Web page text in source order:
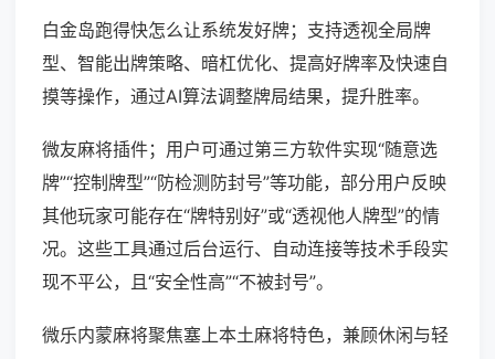
白金岛跑得快怎么让系统发好牌；支持透视全局牌
型、智能出牌策略、暗杠优化、提高好牌率及快速自
摸等操作，通过AI算法调整牌局结果，提升胜率。
微友麻将插件；用户可通过第三方软件实现“随意选
牌”“控制牌型”“防检测防封号”等功能，部分用户反映
其他玩家可能存在“牌特别好”或“透视他人牌型”的情
况。这些工具通过后台运行、自动连接等技术手段实
现不平公，且“安全性高”“不被封号”。
微乐内蒙麻将聚焦塞上本土麻将特色，兼顾休闲与轻